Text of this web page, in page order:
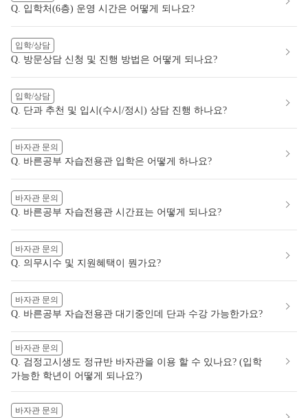
Q. 입학처(6층) 운영 시간은 어떻게 되나요?
입학/상담
Q. 방문상담 신청 및 진행 방법은 어떻게 되나요?
입학/상담
Q. 단과 추천 및 입시(수시/정시) 상담 진행 하나요?
바자관 문의
Q. 바른공부 자습전용관 입학은 어떻게 하나요?
바자관 문의
Q. 바른공부 자습전용관 시간표는 어떻게 되나요?
바자관 문의
Q. 의무시수 및 지원혜택이 뭔가요?
바자관 문의
Q. 바른공부 자습전용관 대기중인데 단과 수강 가능한가요?
바자관 문의
Q. 검정고시생도 정규반 바자관을 이용 할 수 있나요? (입학
가능한 학년이 어떻게 되나요?)
바자관 문의